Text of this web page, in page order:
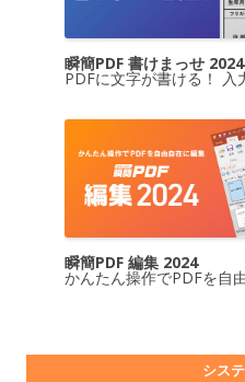
瞬簡PDF 書けまっせ 2024
PDFに文字が書ける！ 入
瞬簡PDF 編集 2024
かんたん操作でPDFを自
シス